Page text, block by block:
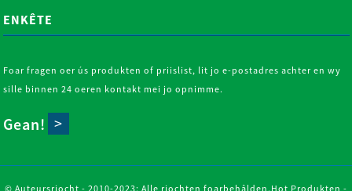
ENKÊTE
Foar fragen oer ús produkten of priislist, lit jo e-postadres achter en wy
sille binnen 24 oeren kontakt mei jo opnimme.
Gean!
© Auteursrjocht - 2010-2023: Alle rjochten foarbehâlden. Hot Produkten -